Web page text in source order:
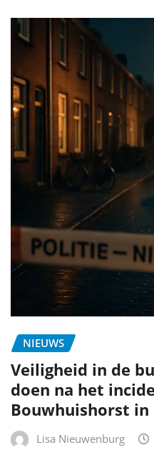
NIEUWS
Veiligheid in de
doen na het
Bouwhuishorst in
Lisa Nieuwenburg